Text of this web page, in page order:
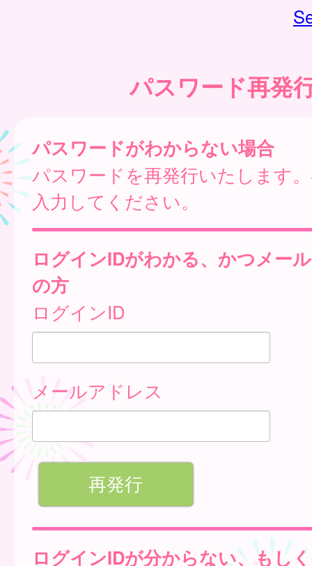
パスワード再発
パスワードがわからない場合
パスワードを再発行いたします
入力してください。
ログインIDがわかる、かつメー
の方
ログインID
メールアドレス
ログインIDが分からない、もし